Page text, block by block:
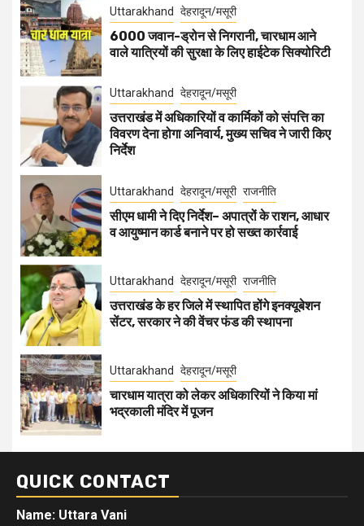
Uttarakhand देहरादून/मसूरी
6000 जवान-ड्रोन से निगरानी, चारधाम आने
वाले यात्रियों की सुरक्षा के लिए हाईटेक सिक्योरिटी
Uttarakhand देहरादून/मसूरी
उत्तराखंड में अधिकारियों व कार्मिकों को संपत्ति का
विवरण देना होगा अनिवार्य, मुख्य सचिव ने जारी किए
निर्देश
Uttarakhand देहरादून/मसूरी राजनीति
सीएम धामी ने दिए निर्देश– अपात्रों के राशन, आधार
व आयुष्मान कार्ड बनाने पर हो सख्त कार्रवाई
Uttarakhand देहरादून/मसूरी राजनीति
उत्तराखंड के हर जिले में स्थापित होंगे इनक्यूबेशन
सेंटर, सरकार ने की वेंचर फंड की स्थापना
Uttarakhand देहरादून/मसूरी
चारधाम यात्रा को लेकर अधिकारियों ने किया मां
भद्रकाली मंदिर में पूजन
QUICK CONTACT
Name: Uttara Vani